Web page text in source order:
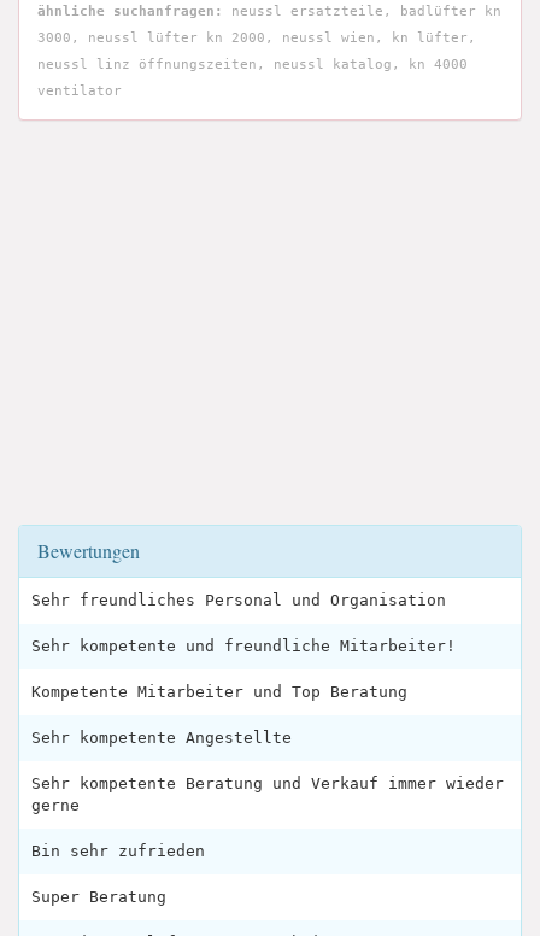
ähnliche suchanfragen:
neussl ersatzteile, badlüfter kn
3000, neussl lüfter kn 2000, neussl wien, kn lüfter,
neussl linz öffnungszeiten, neussl katalog, kn 4000
ventilator
Bewertungen
Sehr freundliches Personal und Organisation
Sehr kompetente und freundliche Mitarbeiter!
Kompetente Mitarbeiter und Top Beratung
Sehr kompetente Angestellte
Sehr kompetente Beratung und Verkauf immer wieder
gerne
Bin sehr zufrieden
Super Beratung